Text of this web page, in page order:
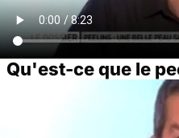
Qu'est-ce que le